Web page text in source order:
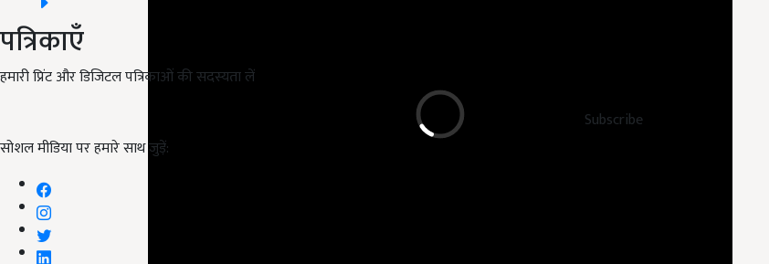
पत्रिकाएँ
हमारी प्रिंट और डिजिटल पत्रिकाओं की सदस्यता लें
Subscribe
सोशल मीडिया पर हमारे साथ जुड़ें: